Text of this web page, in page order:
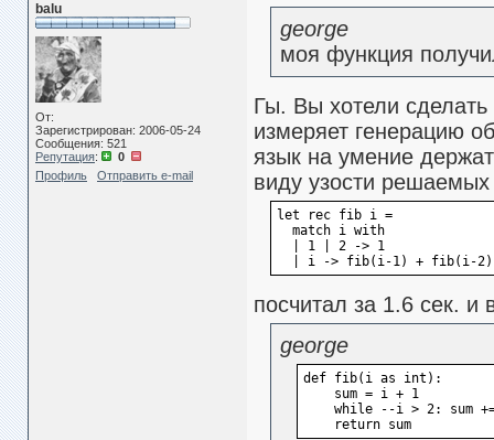
balu
От:
Зарегистрирован: 2006-05-24
Сообщения: 521
Репутация:
0
Профиль
Отправить e-mail
george
моя функция
Гы. Вы хотели
измеряет генерацию
язык на умение
виду узости
let rec fib i =
  match i with
  | 1 | 2 -> 1
| i -> fib(i-1) + fib(i-
посчитал за 1.6 сек. и
george
def fib(i as int):
    sum = i + 1
while --i > 2:
    return sum